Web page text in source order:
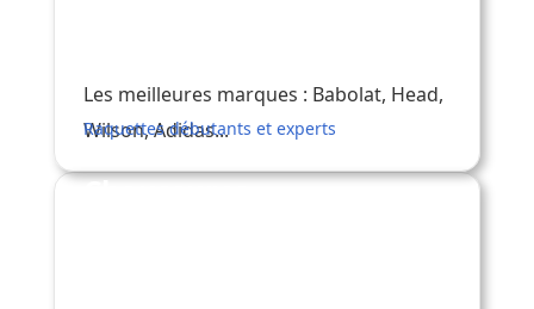
Les meilleures marques : Babolat, Head,
Wilson, Adidas...
Raquettes débutants et experts
Chaussures